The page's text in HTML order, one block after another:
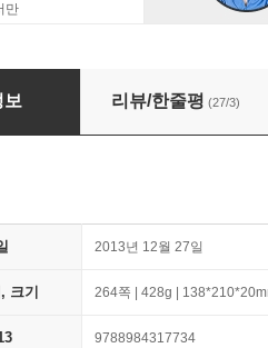
만
보 리뷰/한줄평 (27/3)
2013년 12월 27일
크기 264쪽 | 428g |
9788984317734